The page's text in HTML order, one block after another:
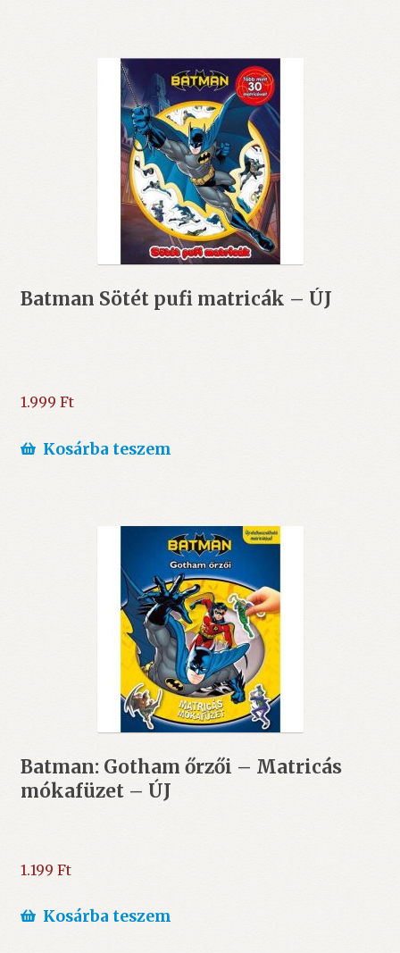
Batman Sötét pufi matricák – ÚJ
1.999 Ft
Kosárba teszem
Batman: Gotham őrzői – Matricás
mókafüzet – ÚJ
1.199 Ft
Kosárba teszem